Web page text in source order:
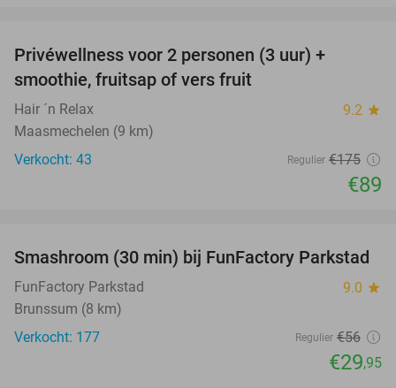
Privéwellness voor 2 personen (3 uur) +
smoothie, fruitsap of vers fruit
Hair ´n Relax 9.2 star
Maasmechelen (9 km)
Verkocht: 43
Regulier €175
€89
47%
Smashroom (30 min) bij FunFactory Parkstad
FunFactory Parkstad 9.0 star
Brunssum (8 km)
Verkocht: 177
Regulier €56
€29,95